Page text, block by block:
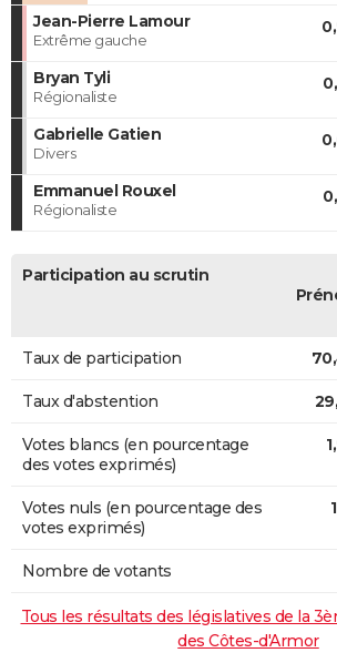
Jean-Pierre Lamour
Extrême gauche
Bryan Tyli
Régionaliste
Gabrielle Gatien
Divers
Emmanuel Rouxel
Régionaliste
Participation au scrutin
Taux de participation
Taux d'abstention
Votes blancs (en pourcentage
des votes exprimés)
Votes nuls (en pourcentage des
votes exprimés)
Nombre de votants
Tous les résultats des législatives de la
des Côtes-d'Armor